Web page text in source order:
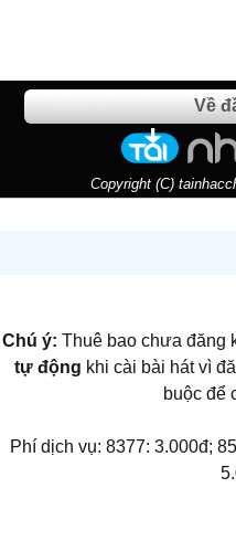
Về
Copyright (C)
Chú ý: Thuê bao chưa đăng
tự động khi cài bài hát vì
buộc để
Phí dịch vụ: 8377: 3.000đ;